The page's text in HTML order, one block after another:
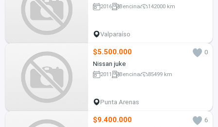
2016 Bencina 142000 km
Valparaíso
$5.500.000
0
Nissan juke
2011 Bencina 85499 km
Punta Arenas
$9.400.000
6